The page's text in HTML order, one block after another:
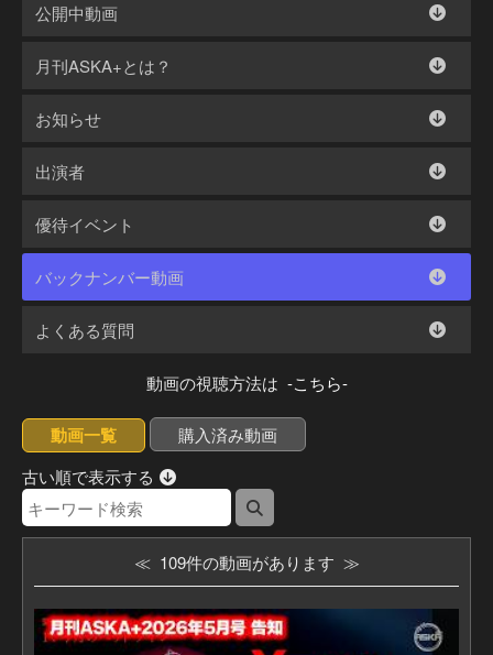
公開中動画
月刊ASKA+とは？
お知らせ
出演者
優待イベント
バックナンバー動画
よくある質問
動画の視聴方法は -こちら-
動画一覧
購入済み動画
古い順で表示する
≪ 109件の動画があります ≫